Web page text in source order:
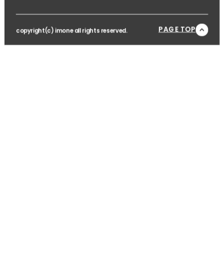
copyright(c) imone all rights reserved. PAGE TOP